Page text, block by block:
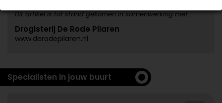
Dit artikel is tot stand gekomen in samenwerking met:
Drogisterij De Rode Pilaren
www.derodepilaren.nl
Specialisten in jouw buurt